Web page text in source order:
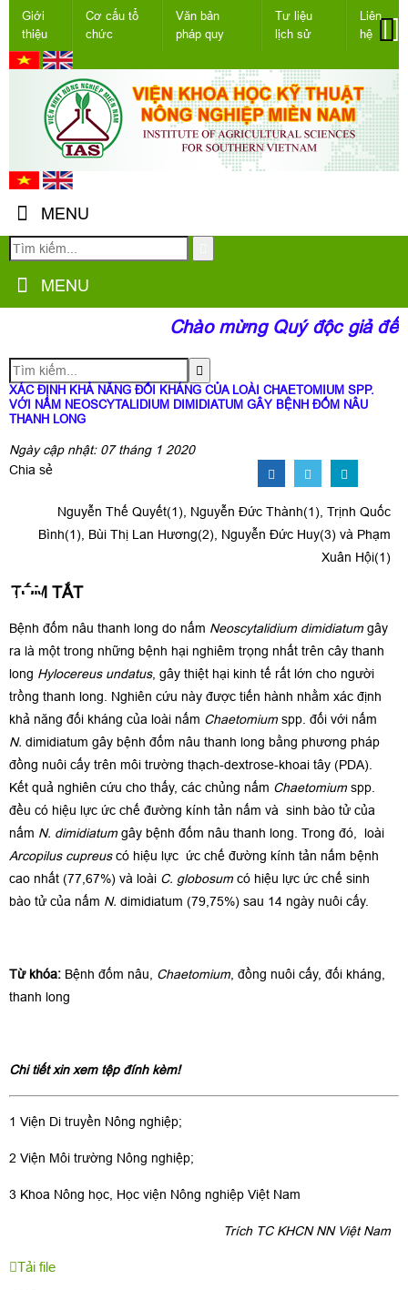
Giới
thiệu
Cơ cấu tổ
chức
Văn bản
pháp quy
Tư liệu
lịch sử
Liên
hệ
MENU
MENU
Chào mừng Quý độc giả
XÁC ĐỊNH KHẢ NĂNG ĐỐI KHÁNG CỦA LOÀI CHAETOMIUM SPP.
VỚI NẤM NEOSCYTALIDIUM DIMIDIATUM GÂY BỆNH ĐỐM NÂU
THANH LONG
Ngày cập nhật: 07 tháng 1 2020
Chia sẻ
Nguyễn Thế Quyết(1), Nguyễn Đức Thành(1), Trịnh Quốc
Bình(1), Bùi Thị Lan Hương(2), Nguyễn Đức Huy(3) và Phạm
Xuân Hội(1)
TÓM TẮT
Bệnh đốm nâu thanh long do nấm Neoscytalidium dimidiatum gây
ra là một trong những bệnh hại nghiêm trọng nhất trên cây thanh
long Hylocereus undatus, gây thiệt hại kinh tế rất lớn cho người
trồng thanh long. Nghiên cứu này được tiến hành nhằm xác định
khả năng đối kháng của loài nấm Chaetomium spp. đối với nấm
N. dimidiatum gây bệnh đốm nâu thanh long bằng phương pháp
đồng nuôi cấy trên môi trường thạch-dextrose-khoai tây (PDA).
Kết quả nghiên cứu cho thấy, các chủng nấm Chaetomium spp.
đều có hiệu lực ức chế đường kính tản nấm và sinh bào tử của
nấm N. dimidiatum gây bệnh đốm nâu thanh long. Trong đó, loài
Arcopilus cupreuscó hiệu lực ức chế đường kính tản nấm bệnh
cao nhất (77,67%) và loài C. globosum có hiệu lực ức chế sinh
bào tử của nấm N. dimidiatum (79,75%) sau 14 ngày nuôi cấy.
Từ khóa: Bệnh đốm nâu, Chaetomium , đồng nuôi cấy, đối kháng,
thanh long
Chi tiết xin xem tệp đính kèm!
1 Viện Di truyền Nông nghiệp;
2 Viện Môi trường Nông nghiệp;
3 Khoa Nông học, Học viện Nông nghiệp Việt Nam
Trích TC KHCN NN Việt Nam
Tải file